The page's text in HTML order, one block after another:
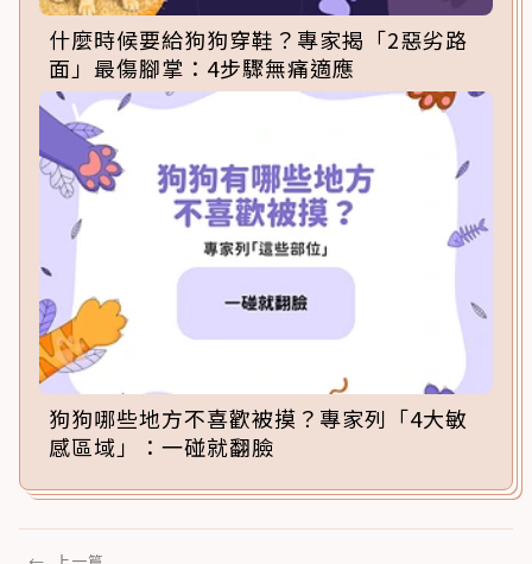
什麼時候要給狗狗穿鞋？專家揭「2惡劣路
面」最傷腳掌：4步驟無痛適應
狗狗哪些地方不喜歡被摸？專家列「4大敏
感區域」：一碰就翻臉